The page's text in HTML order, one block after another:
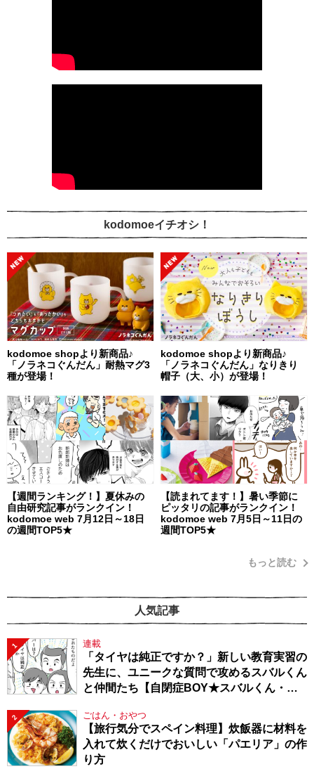
kodomoeイチオシ！
kodomoe shopより新商品♪
「ノラネコぐんだん」耐熱マグ3
種が登場！
kodomoe shopより新商品♪
「ノラネコぐんだん」なりきり
帽子（大、小）が登場！
【週間ランキング！】夏休みの
自由研究記事がランクイン！
kodomoe web 7月12日～18日
の週間TOP5★
【読まれてます！】暑い季節に
ピッタリの記事がランクイン！
kodomoe web 7月5日～11日の
週間TOP5★
もっと読む
人気記事
1 連載
「タイヤは純正ですか？」新しい教育実習の
先生に、ユニークな質問で攻めるスバルくん
と仲間たち【自閉症BOY★スバルくん・
2 ごはん・おやつ
【旅行気分でスペイン料理】炊飯器に材料を
入れて炊くだけでおいしい「パエリア」の作
り方